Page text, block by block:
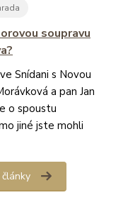
soupravu
Snídani s Novou
a pan Jan
o spoustu
jiné jste mohli